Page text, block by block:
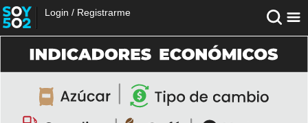
Login / Registrarme